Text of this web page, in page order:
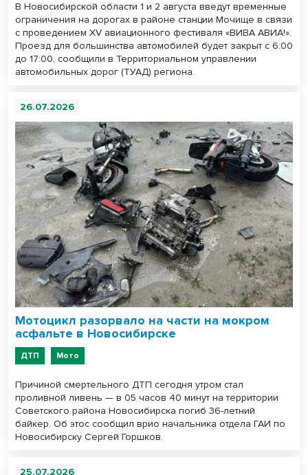
В Новосибирской области 1 и 2 августа введут временные
ограничения на дорогах в районе станции Мочище в связи
с проведением XV авиационного фестиваля «ВИВА АВИА!».
Проезд для большинства автомобилей будет закрыт с 6:00
до 17:00, сообщили в Территориальном управлении
автомобильных дорог (ТУАД) региона.
26.07.2026
Мотоцикл разорвало на части на мокром
асфальте в Новосибирске
ДТП Мото
Причиной смертельного ДТП сегодня утром стал
проливной ливень — в 05 часов 40 минут на территории
Советского района Новосибирска погиб 36-летний
байкер. Об этос сообщил врио начальника отдела ГАИ по
Новосибирску Сергей Горшков.
25.07.2026